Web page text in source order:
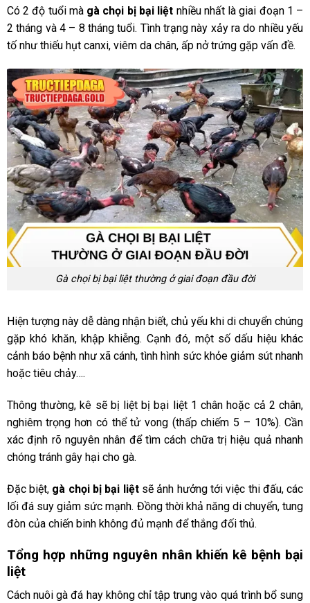
Có 2 độ tuổi mà gà chọi bị bại liệt nhiều nhất là giai đoạn 1 –
2 tháng và 4 – 8 tháng tuổi. Tình trạng này xảy ra do nhiều yếu
tố như thiếu hụt canxi, viêm da chân, ấp nở trứng gặp vấn đề.
Gà chọi bị bại liệt thường ở giai đoạn đầu đời
Hiện tượng này dễ dàng nhận biết, chủ yếu khi di chuyển chúng
gặp khó khăn, khập khiễng. Cạnh đó, một số dấu hiệu khác
cảnh báo bệnh như xã cánh, tình hình sức khỏe giảm sút nhanh
hoặc tiêu chảy….
Thông thường, kê sẽ bị liệt bị bại liệt 1 chân hoặc cả 2 chân,
nghiêm trọng hơn có thể tử vong (thấp chiếm 5 – 10%). Cần
xác định rõ nguyên nhân để tìm cách chữa trị hiệu quả nhanh
chóng tránh gây hại cho gà.
Đặc biệt, gà chọi bị bại liệtsẽ ảnh hưởng tới việc thi đấu, các
lối đá suy giảm sức mạnh. Đồng thời khả năng di chuyển, tung
đòn của chiến binh không đủ mạnh để thắng đối thủ.
Tổng hợp những nguyên nhân khiến kê bệnh bại
liệt
Cách nuôi gà đá hay không chỉ tập trung vào quá trình bổ sung